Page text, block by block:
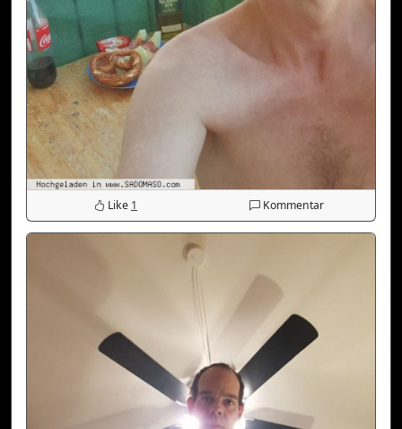
Like 1 Kommentar